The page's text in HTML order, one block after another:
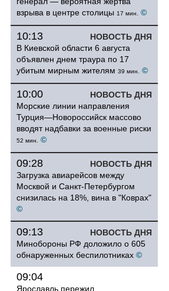
взрыва в центре столицы 17 мин. ©
НОВОСТЬ ДНЯ
10:13
В Киевской области 6 августа
объявлен днем траура по 17
убитым мирным жителям 39 мин. ©
НОВОСТЬ ДНЯ
10:00
Морские линии направления
Турция—Новороссийск массово
вводят надбавки за военные риски
52 мин. ©
НОВОСТЬ ДНЯ
09:28
Загрузка авиарейсов между
Москвой и Санкт-Петербургом
снизилась на 18%, вина в "Коврах"
©
НОВОСТЬ ДНЯ
09:13
Минобороны РФ доложило о 605
обнаруженных беспилотниках ©
09:04
Ярославль пережил